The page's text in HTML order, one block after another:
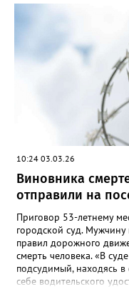
часть полиции
Дежурный направил
вытащил застрявшее
часть», - уточнили в
быть осторожнее при
10:24 03.03.26
Виновника
отправили на
Приговор 53-летнему
городской суд.
правил дорожного
смерть человека. «В
подсудимый, находясь
себе водительского